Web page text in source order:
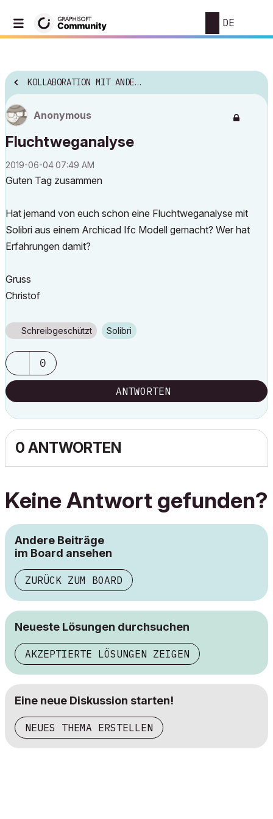
DE
KOLLABORATION MIT ANDERER SOFTWARE
Anonymous
Fluchtweganalyse
‎2019-06-0407:49 AM
Guten Tag zusammen
Hat jemand von euch schon eine Fluchtweganalyse mit
Solibri aus einem Archicad Ifc Modell gemacht? Wer hat
Erfahrungen damit?
Gruss
Christof
Schreibgeschützt Solibri
0
ANTWORTEN
0 ANTWORTEN
Keine Antwort gefunden?
Andere Beiträge
im Board ansehen
ZURÜCK ZUM BOARD
Neueste Lösungen durchsuchen
AKZEPTIERTE LÖSUNGEN ZEIGEN
Eine neue Diskussion starten!
NEUES THEMA ERSTELLEN